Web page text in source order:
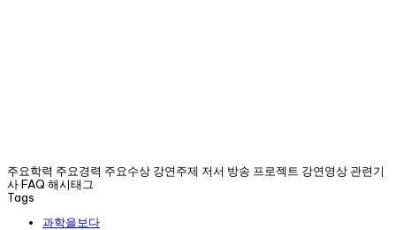
주요학력 주요경력 주요수상 강연주제 저서 방송 프로젝트 강연영상 관련기
사 FAQ 해시태그
Tags
과학을보다